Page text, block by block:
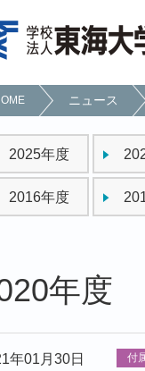
ニュース
2025年度
2016年度
年度
年01月30日 付